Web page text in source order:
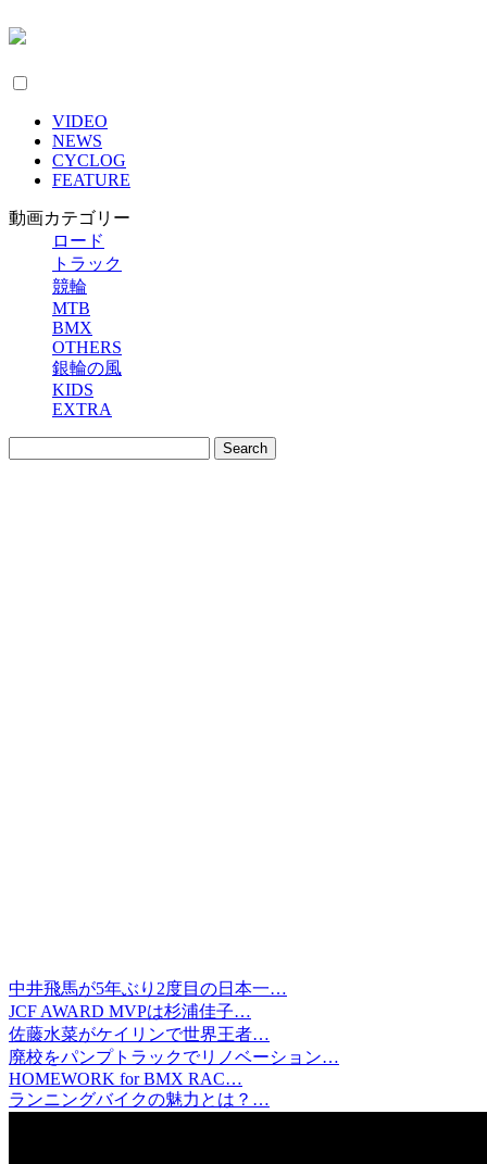
VIDEO
NEWS
CYCLOG
FEATURE
動画カテゴリー
ロード
トラック
競輪
MTB
BMX
OTHERS
銀輪の風
KIDS
EXTRA
中井飛馬が5年ぶり2度目の日本一…
JCF AWARD MVPは杉浦佳子…
佐藤水菜がケイリンで世界王者…
廃校をパンプトラックでリノベーション…
HOMEWORK for BMX RAC…
ランニングバイクの魅力とは？…